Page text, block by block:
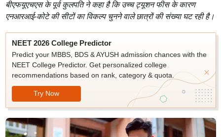
बीएफयूएचएस के पूर्व कुलपति ने कहा है कि उच्च ट्यूशन फीस के कारण
एनआरआई-कोटे की सीटों का विकल्प चुनने वाले छात्रों की संख्या घट रही है।
NEET 2026 College Predictor
Predict your MBBS, BDS & AYUSH admission chances with the
NEET College Predictor. Get personalized college
recommendations based on rank, category & quota.
Try Now